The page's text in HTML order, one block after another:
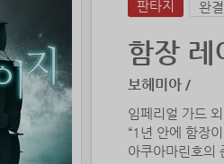
판타지 완결
함장 레
보헤미아 /
임페리얼 가드
“1년 안에 함장
아쿠아마린호의